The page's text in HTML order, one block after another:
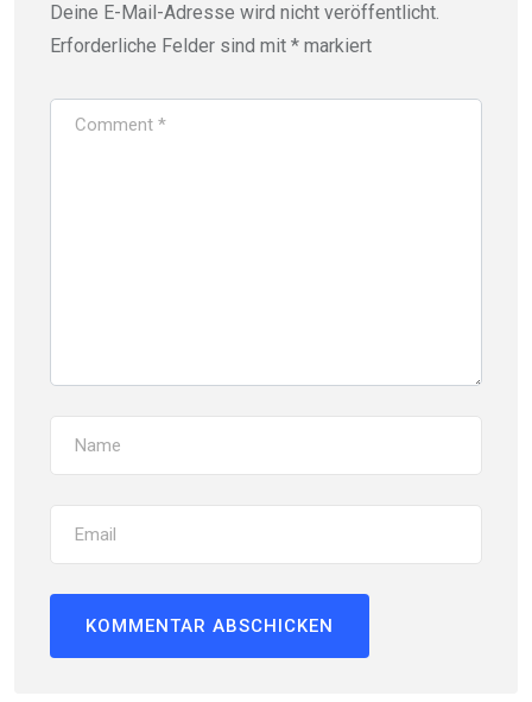
Deine E-Mail-Adresse wird nicht veröffentlicht.
Erforderliche Felder sind mit * markiert